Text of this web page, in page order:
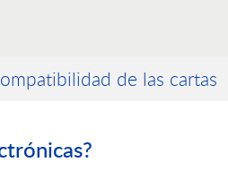
de las cartas